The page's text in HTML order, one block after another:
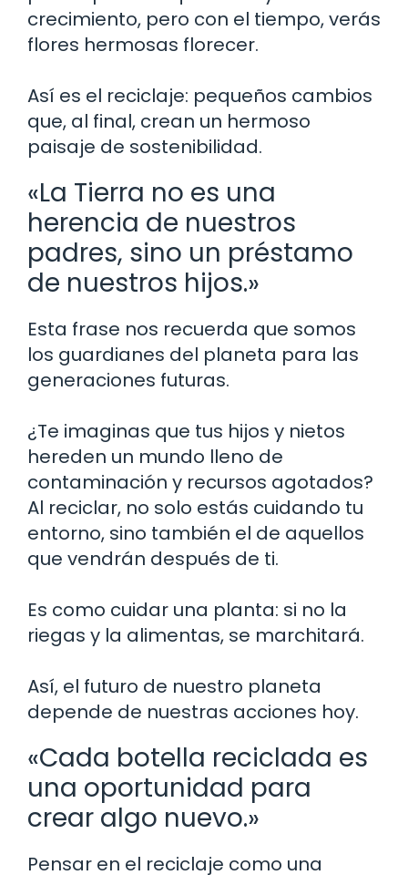
crecimiento, pero con el tiempo, verás
flores hermosas florecer.
Así es el reciclaje: pequeños cambios
que, al final, crean un hermoso
paisaje de sostenibilidad.
«La Tierra no es una
herencia de nuestros
padres, sino un préstamo
de nuestros hijos.»
Esta frase nos recuerda que somos
los guardianes del planeta para las
generaciones futuras.
¿Te imaginas que tus hijos y nietos
hereden un mundo lleno de
contaminación y recursos agotados?
Al reciclar, no solo estás cuidando tu
entorno, sino también el de aquellos
que vendrán después de ti.
Es como cuidar una planta: si no la
riegas y la alimentas, se marchitará.
Así, el futuro de nuestro planeta
depende de nuestras acciones hoy.
«Cada botella reciclada es
una oportunidad para
crear algo nuevo.»
Pensar en el reciclaje como una